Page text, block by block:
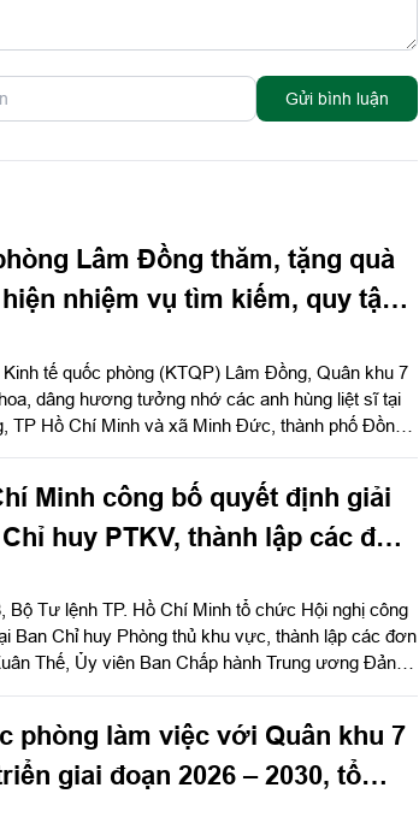
Gửi bình luận
Lâm Đồng thăm, tặng quà
nhiệm vụ tìm kiếm, quy tập
tế quốc phòng (KTQP) Lâm Đồng, Quân khu 7
dâng hương tưởng nhớ các anh hùng liệt sĩ tại
TP Hồ Chí Minh và xã Minh Đức, thành phố Đồng
Minh công bố quyết định giải
huy PTKV, thành lập các đơn
Bộ Tư lệnh TP. Hồ Chí Minh tổ chức Hội nghị công
Ban Chỉ huy Phòng thủ khu vực, thành lập các đơn
Thế, Ủy viên Ban Chấp hành Trung ương Đảng,
Ủy viên Ban Thường vụ Thành ủy, Tư lệnh Bộ
hội nghị.
phòng làm việc với Quân khu 7
giai đoạn 2026 – 2030, tổ
nghiệp